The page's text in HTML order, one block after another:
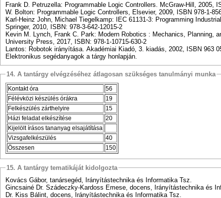
Frank D. Petruzella: Programmable Logic Controllers. McGraw-Hill, 2005,
W. Bolton: Programmable Logic Controllers, Elsevier, 2009, ISBN 978-1-
Karl-Heinz John, Michael Tiegelkamp: IEC 61131-3: Programming
Springer, 2010, ISBN: 978-3-642-12015-2
Kevin M. Lynch, Frank C. Park: Modern Robotics : Mechanics, Planning,
University Press, 2017, ISBN: 978-1-10715-630-2
Lantos: Robotok irányítása. Akadémiai Kiadó, 3. kiadás, 2002, ISBN 963
Elektronikus segédanyagok a tárgy honlapján.
14. A tantárgy elvégzéséhez átlagosan szükséges tanulmányi munka
Kontakt óra
56
Félévközi készülés órákra
19
Felkészülés zárthelyire
15
Házi feladat elkészítése
20
Kijelölt írásos tananyag elsajátítása
Vizsgafelkészülés
40
Összesen
150
15. A tantárgy tematikáját kidolgozta
Kovács Gábor, tanársegéd, Irányítástechnika és Informatika Tsz.
Gincsainé Dr. Szádeczky-Kardoss Emese, docens, Irányítástechnika és
Dr. Kiss Bálint, docens, Irányítástechnika és Informatika Tsz.